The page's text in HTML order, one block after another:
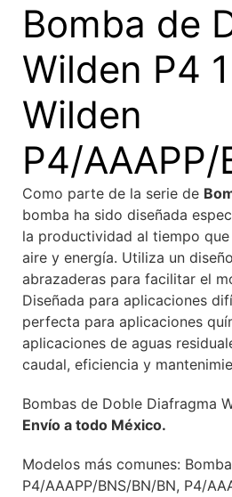
Bomba de
Wilden P4
Wilden
P4/
Como parte de la serie de
bomba ha sido diseñada
la productividad al tiempo
aire y energía. Utiliza un
abrazaderas para facilitar el
Diseñada para aplicaciones
perfecta para aplicaciones
aplicaciones de aguas
caudal, eficiencia y
Bombas de Doble Diafragma
Envío a todo México.
Modelos más comunes:
P4/AAAPP/BNS/BN/BN, P4/